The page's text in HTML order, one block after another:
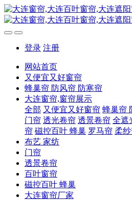
登录 注册
网站首页
又便宜又好窗帘
蜂巢帘 防风帘 防寒帘
大连窗帘,窗帘展示
全部 又便宜又好窗帘 蜂巢帘
门帘 透光卷帘 透景卷帘 全遮
帘 磁控百叶 蜂巢 罗马帘 柔
布艺 家纺
门帘
透景卷帘
百叶窗帘
磁控百叶 蜂巢
大连窗帘厂家